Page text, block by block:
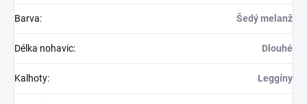
Barva: Šedý melanž
Délka nohavic: Dlouhé
Kalhoty: Leggíny